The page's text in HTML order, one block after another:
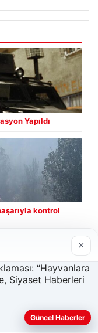
Yapıldı
kontrol
×
Güncel Haberler